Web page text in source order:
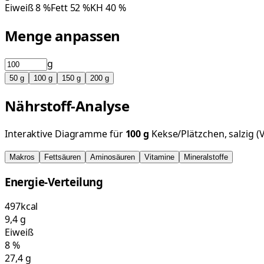
Eiweiß8%Fett 52%KH 40%
Menge anpassen
g
50 g 100 g 150 g 200 g
Nährstoff-Analyse
Interaktive Diagramme für 100g Kekse/Plätzchen, salzig
Makros Fettsäuren Aminosäuren Vitamine Mineralstoffe
Energie-Verteilung
497kcal
9,4g
Eiweiß
8%
27,4g